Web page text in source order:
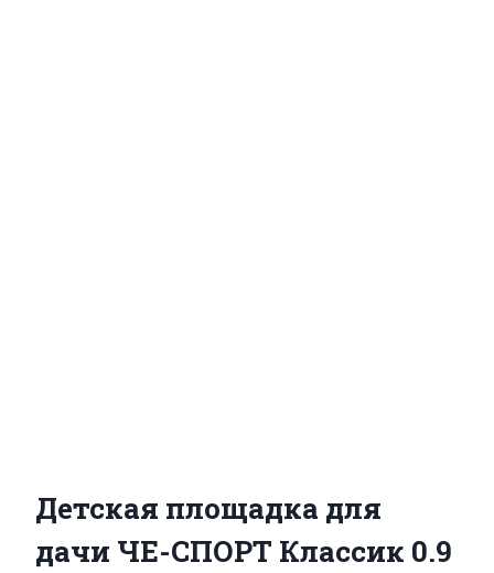
Детская площадка для
дачи ЧЕ-СПОРТ Классик 0.9